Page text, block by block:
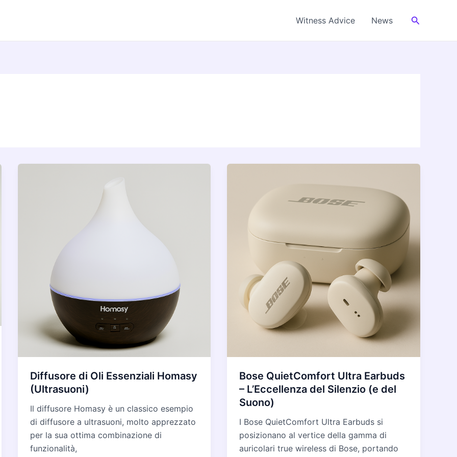
Witness Advice News Cerca
Diffusore di Oli Essenziali Homasy
(Ultrasuoni)
Il diffusore Homasy è un classico esempio
di diffusore a ultrasuoni, molto apprezzato
per la sua ottima combinazione di
funzionalità,
Bose QuietComfort Ultra Earbuds
– L’Eccellenza del Silenzio (e del
Suono)
I Bose QuietComfort Ultra Earbuds si
posizionano al vertice della gamma di
auricolari true wireless di Bose, portando